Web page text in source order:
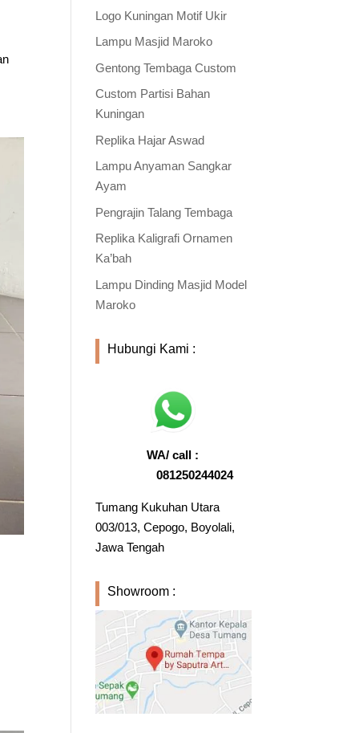
Logo Kuningan Motif Ukir
Lampu Masjid Maroko
Gentong Tembaga Custom
Custom Partisi Bahan
Kuningan
Replika Hajar Aswad
Lampu Anyaman Sangkar
Ayam
Pengrajin Talang Tembaga
Replika Kaligrafi Ornamen
Ka’bah
Lampu Dinding Masjid Model
Maroko
Hubungi Kami :
WA/ call :
081250244024
Tumang Kukuhan Utara
003/013, Cepogo, Boyolali,
Jawa Tengah
Showroom :